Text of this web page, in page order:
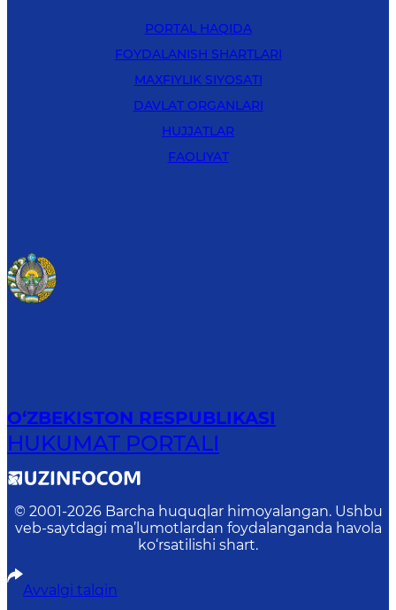
PORTAL HAQIDA
FOYDALANISH SHARTLARI
MAXFIYLIK SIYOSATI
DAVLAT ORGANLARI
HUJJATLAR
FAOLIYAT
O‘ZBEKISTON RESPUBLIKASI
HUKUMAT PORTALI
© 2001-2026 Barcha huquqlar himoyalangan. Ushbu
veb-saytdagi ma’lumotlardan foydalanganda havola
ko‘rsatilishi shart.
Avvalgi talqin